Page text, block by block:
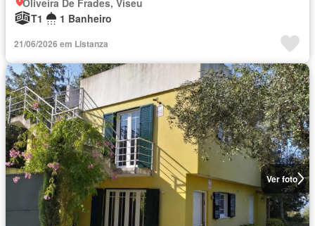
T1
1 Banheiro
21/06/2026 em Listanza
Ver foto